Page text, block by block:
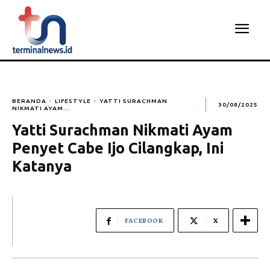
BERANDA LIFESTYLE
YATTI SURACHMAN
NIKMATI AYAM...
30/08/2025
Yatti Surachman Nikmati Ayam
Penyet Cabe Ijo Cilangkap, Ini
Katanya
FACEBOOK X